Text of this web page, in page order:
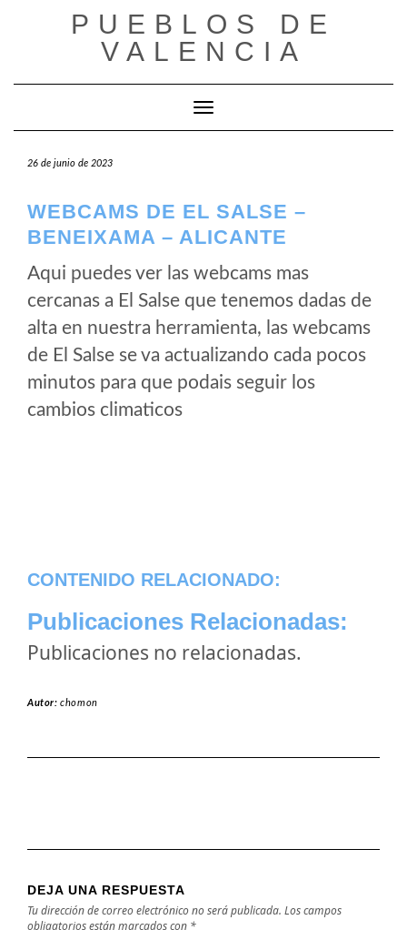
PUEBLOS DE
VALENCIA
Cambiar modo de navegación
26 de junio de 2023
WEBCAMS DE EL SALSE –
BENEIXAMA – ALICANTE
Aqui puedes ver las webcams mas
cercanas a El Salse que tenemos dadas de
alta en nuestra herramienta, las webcams
de El Salse se va actualizando cada pocos
minutos para que podais seguir los
cambios climaticos
CONTENIDO RELACIONADO:
Publicaciones Relacionadas:
Publicaciones no relacionadas.
Autor:chomon
DEJA UNA RESPUESTA
Tu dirección de correo electrónico no será publicada. Los campos
obligatorios están marcados con *